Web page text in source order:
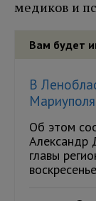
медиков и
Вам будет
В
Мариуполя
Об этом
Александр
главы